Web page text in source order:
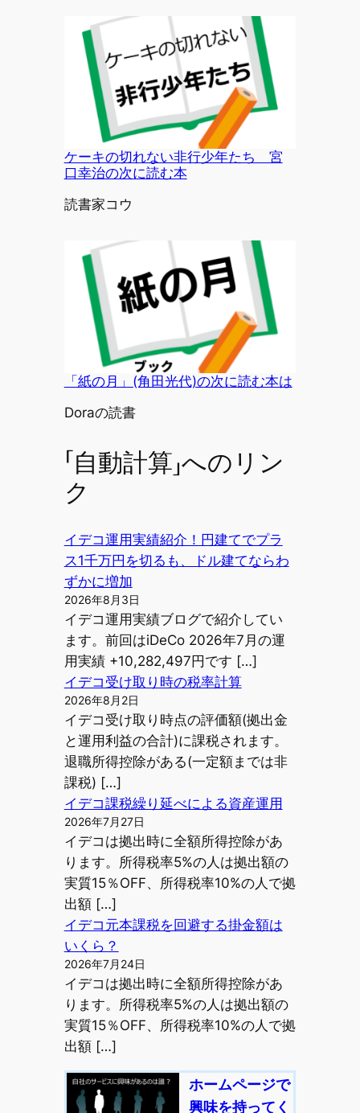
ケーキの切れない非行少年たち 宮
口幸治の次に読む本
投稿者
読書家コウ
「紙の月」(角田光代)の次に読む本は
投稿者
Doraの読書
「自動計算」へのリン
ク
イデコ運用実績紹介！円建てでプラ
ス1千万円を切るも、ドル建てならわ
ずかに増加
2026年8月3日
イデコ運用実績ブログで紹介してい
ます。前回はiDeCo 2026年7月の運
用実績 +10,282,497円です […]
イデコ受け取り時の税率計算
2026年8月2日
イデコ受け取り時点の評価額(拠出金
と運用利益の合計)に課税されます。
退職所得控除がある(一定額までは非
課税) […]
イデコ課税繰り延べによる資産運用
2026年7月27日
イデコは拠出時に全額所得控除があ
ります。所得税率5%の人は拠出額の
実質15％OFF、所得税率10%の人で拠
出額 […]
イデコ元本課税を回避する掛金額は
いくら？
2026年7月24日
イデコは拠出時に全額所得控除があ
ります。所得税率5%の人は拠出額の
実質15％OFF、所得税率10%の人で拠
出額 […]
ホームページで
興味を持ってく